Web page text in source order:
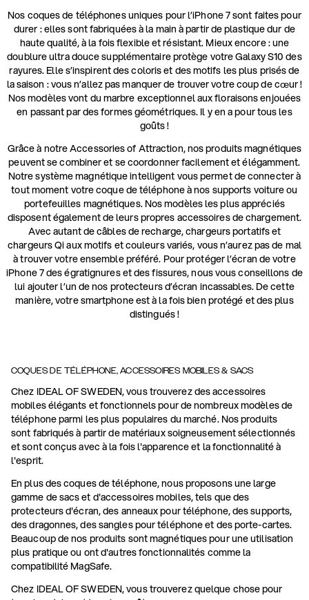
Nos coques de téléphones uniques pour l’iPhone 7 sont faites pour
durer : elles sont fabriquées à la main à partir de plastique dur de
haute qualité, à la fois flexible et résistant. Mieux encore : une
doublure ultra douce supplémentaire protège votre Galaxy S10 des
rayures. Elle s’inspirent des coloris et des motifs les plus prisés de
la saison : vous n’allez pas manquer de trouver votre coup de cœur !
Nos modèles vont du marbre exceptionnel aux floraisons enjouées
en passant par des formes géométriques. Il y en a pour tous les
goûts !
Grâce à notre Accessories of Attraction, nos produits magnétiques
peuvent se combiner et se coordonner facilement et élégamment.
Notre système magnétique intelligent vous permet de connecter à
tout moment votre coque de téléphone à nos supports voiture ou
portefeuilles magnétiques. Nos modèles les plus appréciés
disposent également de leurs propres accessoires de chargement.
Avec autant de câbles de recharge, chargeurs portatifs et
chargeurs Qi aux motifs et couleurs variés, vous n’aurez pas de mal
à trouver votre ensemble préféré. Pour protéger l’écran de votre
iPhone 7 des égratignures et des fissures, nous vous conseillons de
lui ajouter l’un de nos protecteurs d’écran incassables. De cette
manière, votre smartphone est à la fois bien protégé et des plus
distingués !
COQUES DE TÉLÉPHONE, ACCESSOIRES MOBILES & SACS
Chez IDEAL OF SWEDEN, vous trouverez des accessoires
mobiles élégants et fonctionnels pour de nombreux modèles de
téléphone parmi les plus populaires du marché. Nos produits
sont fabriqués à partir de matériaux soigneusement sélectionnés
et sont conçus avec à la fois l'apparence et la fonctionnalité à
l'esprit.
En plus des coques de téléphone, nous proposons une large
gamme de sacs et d'accessoires mobiles, tels que des
protecteurs d'écran, des anneaux pour téléphone, des supports,
des dragonnes, des sangles pour téléphone et des porte-cartes.
Beaucoup de nos produits sont magnétiques pour une utilisation
plus pratique ou ont d'autres fonctionnalités comme la
compatibilité MagSafe.
Chez IDEAL OF SWEDEN, vous trouverez quelque chose pour